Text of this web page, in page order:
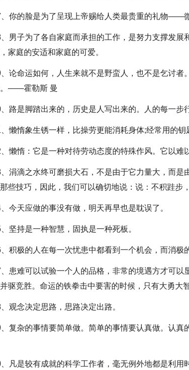
的脸是为了呈现上帝赐给人类最贵重的礼物——微
子为了各自家庭而承担的工作，是努力支撑发展
家庭的安适和家庭的可爱。
命运如何，人生来就不是野蛮人，也不是乞讨者
。——霍勒斯 曼
是脚踏出来的，历史是人写出来的。人的每一步行
惰象生锈一样，比操劳更能消耗身体;经常用的钥
惰：它是一种对待劳动态度的特殊作风。它以难
滴之水终可磨损大石，不是由于它力量大，而是
些技巧，因此，我们可以确切地说：说：不积跬步
天应做的事没有做，明天再早也是耽误了。
持是一种智慧，固执是一种死板。
极的人在每一次忧患中都看到一个机会，而消极
难可以试验一个人的品格，非常的境遇方才可以
驱竞胜。命运的铁拳击中要害的时候，只有大勇大
念决定思路，思路决定出路。
杂的事情要简单做。简单的事情要认真做。认真
是较有成就的科学工作者，毫无例外地都是利用